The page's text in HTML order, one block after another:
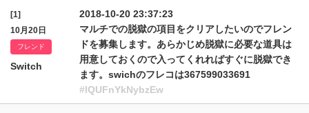
[1]
10月20日
フレンド
Switch
2018-10-20 23:37:23
マルチでの脱獄の項目をクリアしたいのでフレン
ドを募集します。あらかじめ脱獄に必要な道具は
用意しておくので入ってくれればすぐに脱獄でき
ます。swichのフレコは367599033691
#lQUFnYkNybzEw